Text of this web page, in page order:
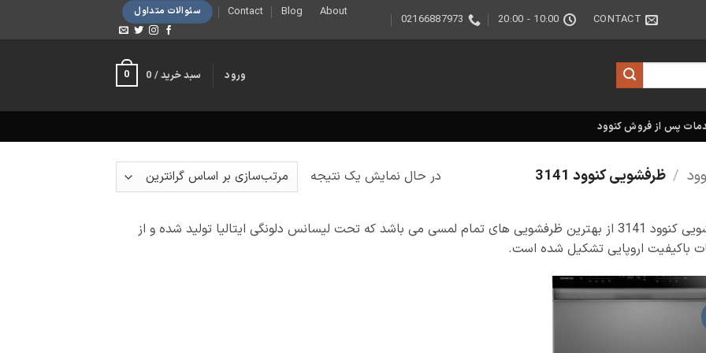
CONTACT
10:00 - 20:00
02166887973
About
Blog
Contact سئوالات متداول
ورود سبد خرید / 0
0
پس از فروش کنوود
/ ظرفشویی کنوود 3141 در حال نمایش یک نتیجه
ظرفشویی کنوود 3141 از بهترین ظرفشویی های تمام لمسی می باشد که تحت لیسانس دلونگی ایتالیا تولید شده و از
باکیفیت اروپایی تشکیل شده است.